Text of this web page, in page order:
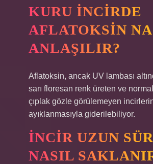
KURU INCIRDE
AFLATOKSIN
ANLAŞILIR?
Aflatoksin, ancak UV lambası
sarı floresan renk üreten ve
çıplak gözle görülemeyen
ayıklanmasıyla giderilebiliyor.
İNCIR UZUN
NASIL